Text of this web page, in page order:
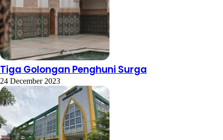
Tiga Golongan Penghuni Surga
24 December 2023